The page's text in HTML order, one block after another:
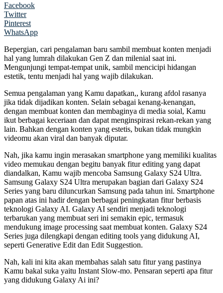
Facebook
Twitter
Pinterest
WhatsApp
Bepergian, cari pengalaman baru sambil membuat konten menjadi
hal yang lumrah dilakukan Gen Z dan milenial saat ini.
Mengunjungi tempat-tempat unik, sambil mencicipi hidangan
estetik, tentu menjadi hal yang wajib dilakukan.
Semua pengalaman yang Kamu dapatkan,, kurang afdol rasanya
jika tidak dijadikan konten. Selain sebagai kenang-kenangan,
dengan membuat konten dan membaginya di media soial, Kamu
ikut berbagai keceriaan dan dapat menginspirasi rekan-rekan yang
lain. Bahkan dengan konten yang estetis, bukan tidak mungkin
videomu akan viral dan banyak diputar.
Nah, jika kamu ingin merasakan smartphone yang memiliki kualitas
video memukau dengan begitu banyak fitur editing yang dapat
diandalkan, Kamu wajib mencoba Samsung Galaxy S24 Ultra.
Samsung Galaxy S24 Ultra merupakan bagian dari Galaxy S24
Series yang baru diluncurkan Samsung pada tahun ini. Smartphone
papan atas ini hadir dengan berbagai peningkatan fitur berbasis
teknologi Galaxy AI. Galaxy AI sendiri menjadi teknologi
terbarukan yang membuat seri ini semakin epic, termasuk
mendukung image processing saat membuat konten. Galaxy S24
Series juga dilengkapi dengan editing tools yang didukung AI,
seperti Generative Edit dan Edit Suggestion.
Nah, kali ini kita akan membahas salah satu fitur yang pastinya
Kamu bakal suka yaitu Instant Slow-mo. Pensaran seperti apa fitur
yang didukung Galaxy Ai ini?